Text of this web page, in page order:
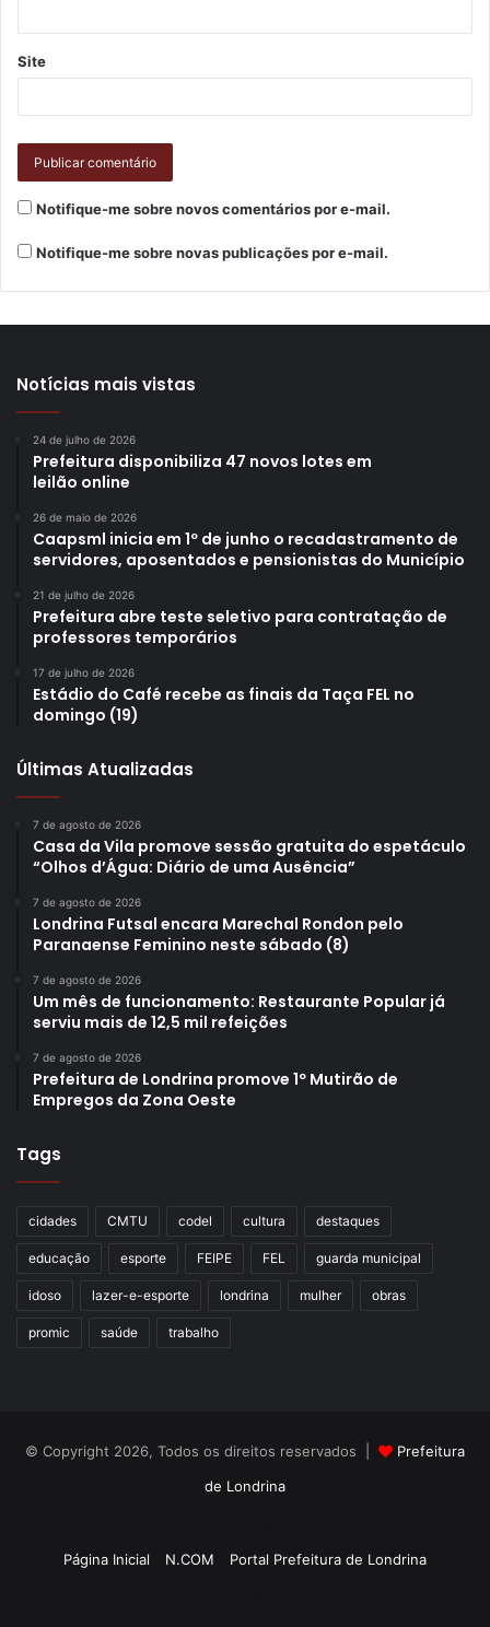
Site
Notifique-me sobre novos comentários por e-mail.
Notifique-me sobre novas publicações por e-mail.
Notícias mais vistas
24 de julho de 2026
Prefeitura disponibiliza 47 novos lotes em
leilão online
26 de maio de 2026
Caapsml inicia em 1º de junho o recadastramento de
servidores, aposentados e pensionistas do Município
21 de julho de 2026
Prefeitura abre teste seletivo para contratação de
professores temporários
17 de julho de 2026
Estádio do Café recebe as finais da Taça FEL no
domingo (19)
Últimas Atualizadas
7 de agosto de 2026
Casa da Vila promove sessão gratuita do espetáculo
“Olhos d’Água: Diário de uma Ausência”
7 de agosto de 2026
Londrina Futsal encara Marechal Rondon pelo
Paranaense Feminino neste sábado (8)
7 de agosto de 2026
Um mês de funcionamento: Restaurante Popular já
serviu mais de 12,5 mil refeições
7 de agosto de 2026
Prefeitura de Londrina promove 1º Mutirão de
Empregos da Zona Oeste
Tags
cidades CMTU codel cultura destaques
educação esporte FEIPE FEL guarda municipal
idoso lazer-e-esporte londrina mulher obras
promic saúde trabalho
© Copyright 2026, Todos os direitos reservados |
Prefeitura
de Londrina
Página Inicial N.COM Portal Prefeitura de Londrina